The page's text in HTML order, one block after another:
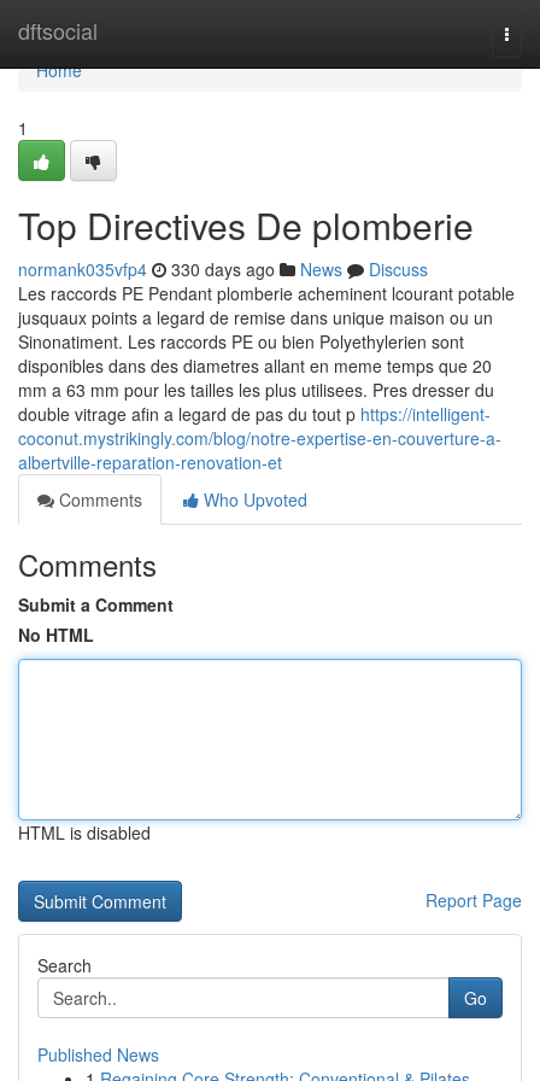
dftsocial
Home
Home
1
Top Directives De plomberie
normank035vfp4 330 days ago News
Discuss
Les raccords PE Pendant plomberie acheminent lcourant potable
jusquaux points a legard de remise dans unique maison ou un
Sinonatiment. Les raccords PE ou bien Polyethylerien sont
disponibles dans des diametres allant en meme temps que 20
mm a 63 mm pour les tailles les plus utilisees. Pres dresser du
double vitrage afin a legard de pas du tout p https://intelligent-
coconut.mystrikingly.com/blog/notre-expertise-en-couverture-a-
albertville-reparation-renovation-et
Comments
Who Upvoted
Comments
Submit a Comment
No HTML
HTML is disabled
Report Page
Search
Go
Published News